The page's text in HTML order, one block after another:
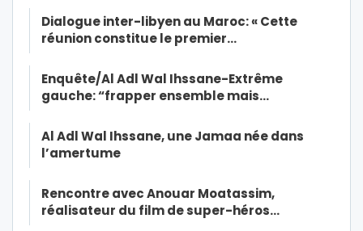
Dialogue inter-libyen au Maroc: « Cette
réunion constitue le premier…
Enquête/Al Adl Wal Ihssane-Extrême
gauche: “frapper ensemble mais…
Al Adl Wal Ihssane, une Jamaa née dans
l’amertume
Rencontre avec Anouar Moatassim,
réalisateur du film de super-héros…